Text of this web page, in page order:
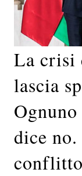
La crisi
lascia
Ognuno
dice
conflitto